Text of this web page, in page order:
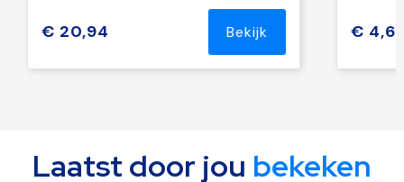
€ 20,94 Bekijk €
Laatst door jou bekeken